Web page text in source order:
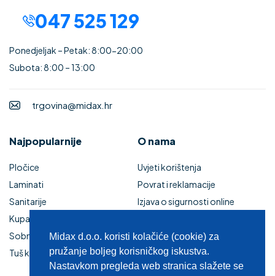
047 525 129
Ponedjeljak – Petak: 8:00-20:00
Subota: 8:00 – 13:00
trgovina@midax.hr
Najpopularnije
Pločice
Laminati
Sanitarije
Kupaonski namještaj
Sobna vrata
Tuš kabine i kade
O nama
Uvjeti korištenja
Povrat i reklamacije
Izjava o sigurnosti online
Kupaonski namještaj
Zaštita privatnosti
Midax d.o.o. koristi kolačiće (cookie) za
pružanje boljeg korisničkog iskustva.
Nastavkom pregleda web stranica slažete se